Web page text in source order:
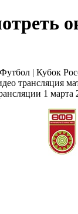
Футбол | Кубок
трансляция
1 марта